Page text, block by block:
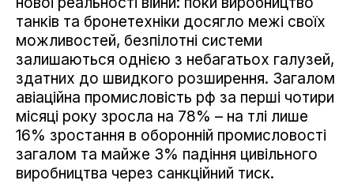
танків та бронетехніки досягло межі своїх
можливостей, безпілотні системи
залишаються однією з небагатьох галузей,
здатних до швидкого розширення. Загалом
авіаційна промисловість рф за перші чотири
місяці року зросла на 78% – на тлі лише
16% зростання в оборонній промисловості
загалом та майже 3% падіння цивільного
виробництва через санкційний тиск.